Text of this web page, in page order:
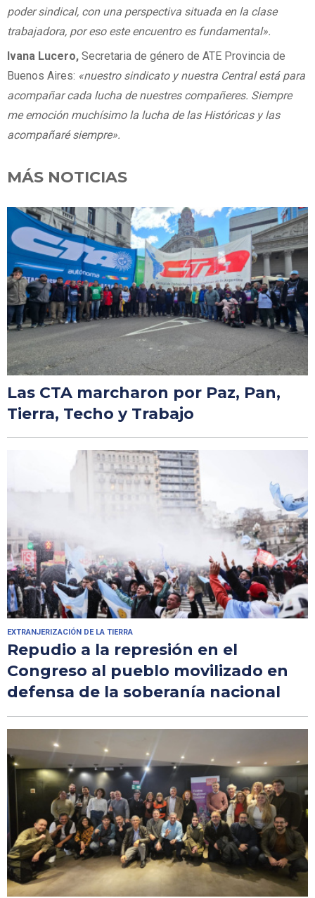
poder sindical, con una perspectiva situada en la clase
trabajadora, por eso este encuentro es fundamental».
Ivana Lucero, Secretaria de género de ATE Provincia de
Buenos Aires: «nuestro sindicato y nuestra Central está para
acompañar cada lucha de nuestres compañeres. Siempre
me emoción muchísimo la lucha de las Históricas y las
acompañaré siempre».
MÁS NOTICIAS
Las CTA marcharon por Paz, Pan,
Tierra, Techo y Trabajo
EXTRANJERIZACIÓN DE LA TIERRA
Repudio a la represión en el
Congreso al pueblo movilizado en
defensa de la soberanía nacional